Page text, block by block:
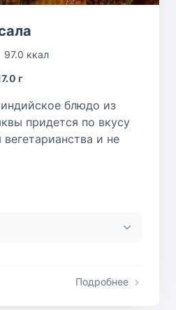
97.0 ккал
г
блюдо из
придется по вкусу
и не
Подробнее